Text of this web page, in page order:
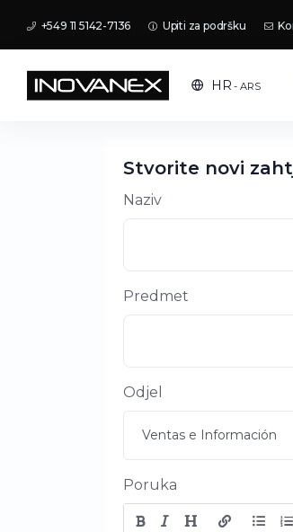
+549 11 5142-7136 Upiti za podršku
HR - ARS
Stvorite novi
Naziv
Predmet
Odjel
Ventas e Información
Poruka